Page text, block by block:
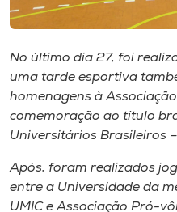
Store
Selecione
No último dia 27, foi
uma tarde esportiva
homenagens à
comemoração ao título
Universitários Brasileiros
Após, foram realizados
entre a Universidade da
UMIC e Associação Pró-